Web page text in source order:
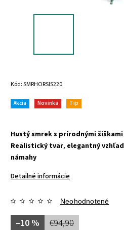
Kód:SMRHORSIS220
Akcia Novinka Tip
Hustý smrek s prírodnými šiškami
Realistický tvar, elegantný vzhľad
námahy
Detailné informácie
Neohodnotené
€94,90
–10 %